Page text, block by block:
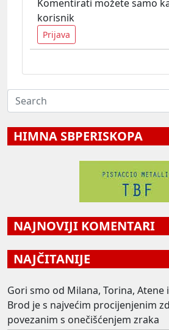
Komentirati možete samo
korisnik
Prijava
HIMNA SBPERISKOPA
NAJNOVIJI KOMENTARI
NAJČITANIJE
Gori smo od Milana, Torina, Atene
Brod je s najvećim procijenjenim
povezanim s onečišćenjem zraka